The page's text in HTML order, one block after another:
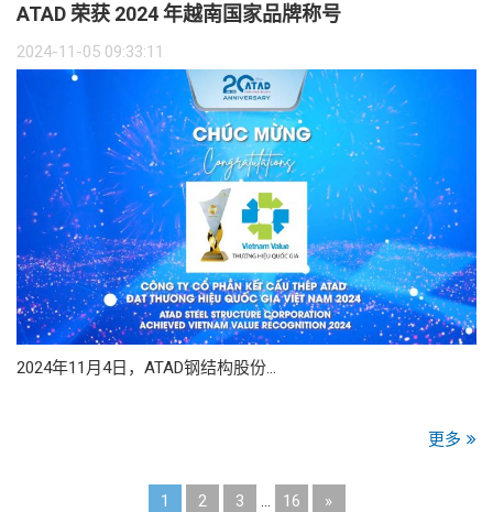
ATAD 荣获 2024 年越南国家品牌称号
2024-11-05 09:33:11
2024年11月4日，ATAD钢结构股份…
更多
1 2 3 … 16 »